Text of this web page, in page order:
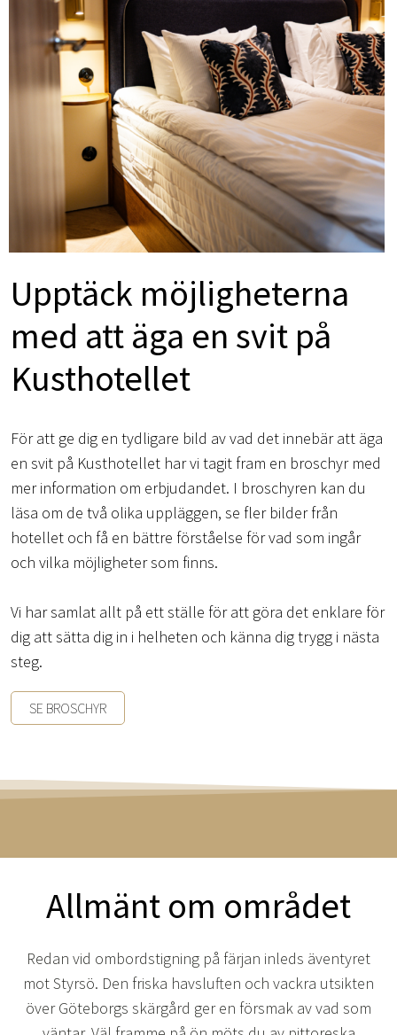
Upptäck möjligheterna
med att äga en svit på
Kusthotellet
För att ge dig en tydligare bild av vad det innebär att äga
en svit på Kusthotellet har vi tagit fram en broschyr med
mer information om erbjudandet. I broschyren kan du
läsa om de två olika uppläggen, se fler bilder från
hotellet och få en bättre förståelse för vad som ingår
och vilka möjligheter som finns.
Vi har samlat allt på ett ställe för att göra det enklare för
dig att sätta dig in i helheten och känna dig trygg i nästa
steg.
SE BROSCHYR
Allmänt om området
Redan vid ombordstigning på färjan inleds äventyret
mot Styrsö. Den friska havsluften och vackra utsikten
över Göteborgs skärgård ger en försmak av vad som